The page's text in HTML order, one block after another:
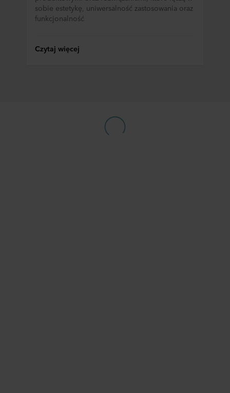
deklaracji dotyczącej plików cookie w naszej witrynie.
Więcej informacji na temat korzystania przez nas z
osobowych wPolityce prywatności
sobie estetykę, uniwersalność zastosowania oraz
funkcjonalność
Czytaj więcej